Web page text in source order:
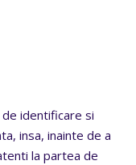
identificare si
insa, inainte de a
la partea de